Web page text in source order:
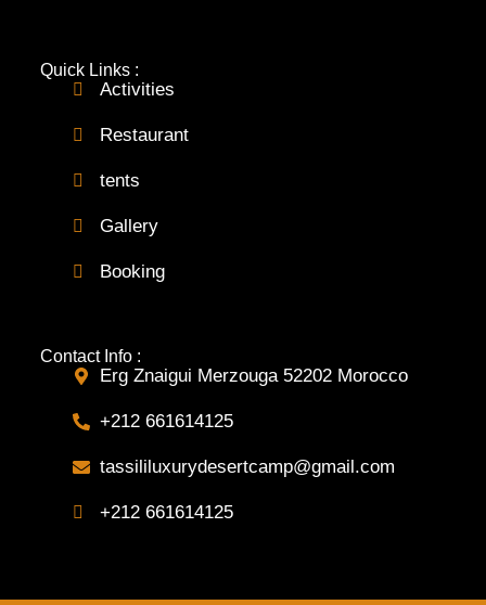
Quick Links :
Activities
Restaurant
tents
Gallery
Booking
Contact Info :
Erg Znaigui Merzouga 52202 Morocco
+212 661614125
tassililuxurydesertcamp@gmail.com
+212 661614125